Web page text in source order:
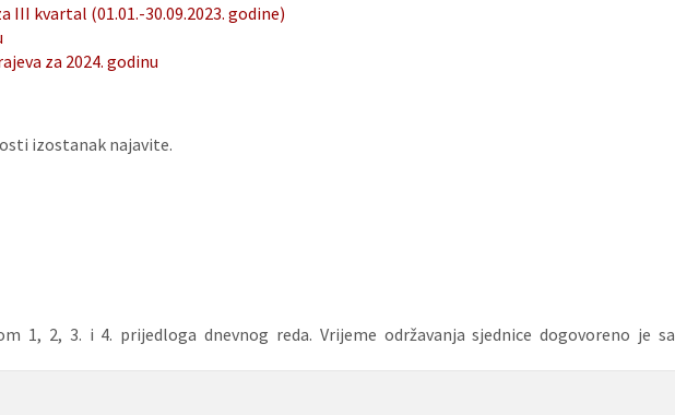
III kvartal (01.01.-30.09.2023. godine)
za 2024. godinu
izostanak najavite.
1, 2, 3. i 4. prijedloga dnevnog reda. Vrijeme održavanja sjednice dogovoreno je sa